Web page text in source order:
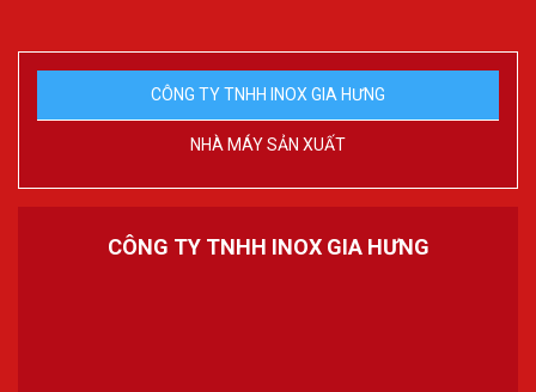
CÔNG TY TNHH INOX GIA HƯNG
NHÀ MÁY SẢN XUẤT
CÔNG TY TNHH INOX GIA HƯNG